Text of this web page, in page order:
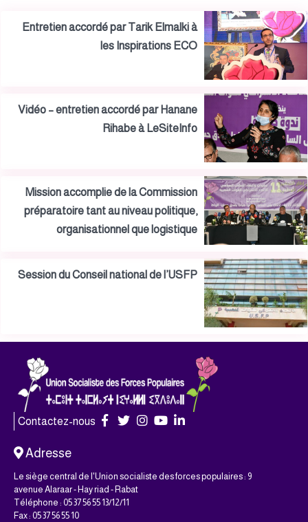
Entretien accordé par Tarik Elmalki à
les Inspirations ECO
Vidéo – entretien accordé par Hanane
Rihabe à LeSiteInfo
Mission accomplie de la Commission
préparatoire tant au niveau politique,
organisationnel que logistique
Session du Conseil national de l’USFP
Contactez-nous
Adresse
Le siège central de l'Union socialiste des forces populaires : 9
avenue Alaraar - Hay riad - Rabat
Téléphone : 05 37 56 55 13/12/11
Fax : 05 37 56 55 10